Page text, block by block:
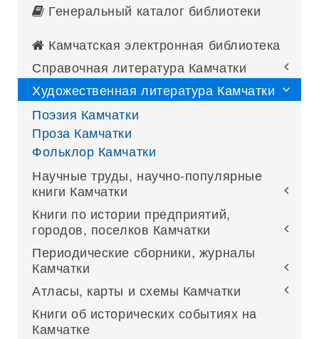
Генеральный каталог библиотеки
Камчатская электронная библиотека
Справочная литература Камчатки
Художественная литература Камчатки
Поэзия Камчатки
Проза Камчатки
Фольклор Камчатки
Научные труды, научно-популярные
книги Камчатки
Книги по истории предприятий,
городов, поселков Камчатки
Периодические сборники, журналы
Камчатки
Атласы, карты и схемы Камчатки
Книги об исторических событиях на
Камчатке